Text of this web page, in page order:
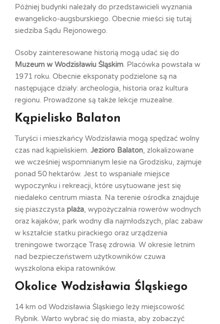
Później budynki należały do przedstawicieli wyznania
ewangelicko-augsburskiego. Obecnie mieści się tutaj
siedziba Sądu Rejonowego.
Osoby zainteresowane historią mogą udać się do
Muzeum w Wodzisławiu Śląskim. Placówka powstała w
1971 roku. Obecnie eksponaty podzielone są na
następujące działy: archeologia, historia oraz kultura
regionu. Prowadzone są także lekcje muzealne.
Kąpielisko Balaton
Turyści i mieszkańcy Wodzisławia mogą spędzać wolny
czas nad kąpieliskiem. Jezioro Balaton , zlokalizowane
we wcześniej wspomnianym lesie na Grodzisku, zajmuje
ponad 50 hektarów. Jest to wspaniałe miejsce
wypoczynku i rekreacji, które usytuowane jest się
niedaleko centrum miasta. Na terenie ośrodka znajduje
się piaszczysta plaża , wypożyczalnia rowerów wodnych
oraz kajaków, park wodny dla najmłodszych, plac zabaw
w kształcie statku pirackiego oraz urządzenia
treningowe tworzące Trasę zdrowia. W okresie letnim
nad bezpieczeństwem użytkowników czuwa
wyszkolona ekipa ratowników.
Okolice Wodzisławia Śląskiego
14 km od Wodzisławia Śląskiego leży miejscowość
Rybnik. Warto wybrać się do miasta, aby zobaczyć